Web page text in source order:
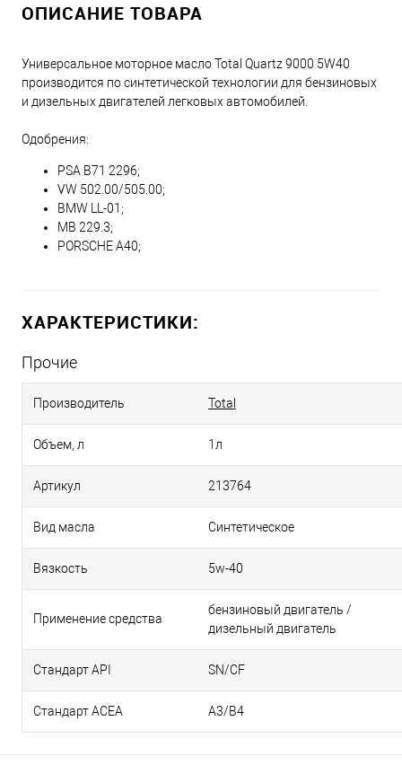
ОПИСАНИЕ ТОВАРА
Универсальное моторное масло Total Quartz 9000 5W40
производится по синтетической технологии для бензиновых
и дизельных двигателей легковых автомобилей.
Одобрения:
PSA B71 2296;
VW 502.00/505.00;
BMW LL-01;
MB 229.3;
PORSCHE A40;
ХАРАКТЕРИСТИКИ:
Прочие
Производитель Total
Объем, л 1л
Артикул 213764
Вид масла Синтетическое
Вязкость 5w-40
Применение средства
бензиновый двигатель /
дизельный двигатель
Стандарт API SN/CF
Стандарт ACEA А3/В4